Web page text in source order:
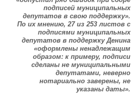
подписей муниципальных
депутатов в свою поддержку».
По их мнению, 27 из 253 листов с
подписями муниципальных
депутатов в поддержку Денина
«оформлены ненадлежащим
образом: к примеру, подписи
сделаны не муниципальными
депутатами, неверно
нотариально заверены, не
указаны даты».